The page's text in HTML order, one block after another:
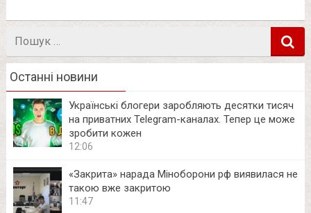
Останні новини
Українські блогери заробляють десятки тисяч
на приватних Telegram-каналах. Тепер це може
зробити кожен
12:06
«Закрита» нарада Міноборони рф виявилася не
такою вже закритою
11:47